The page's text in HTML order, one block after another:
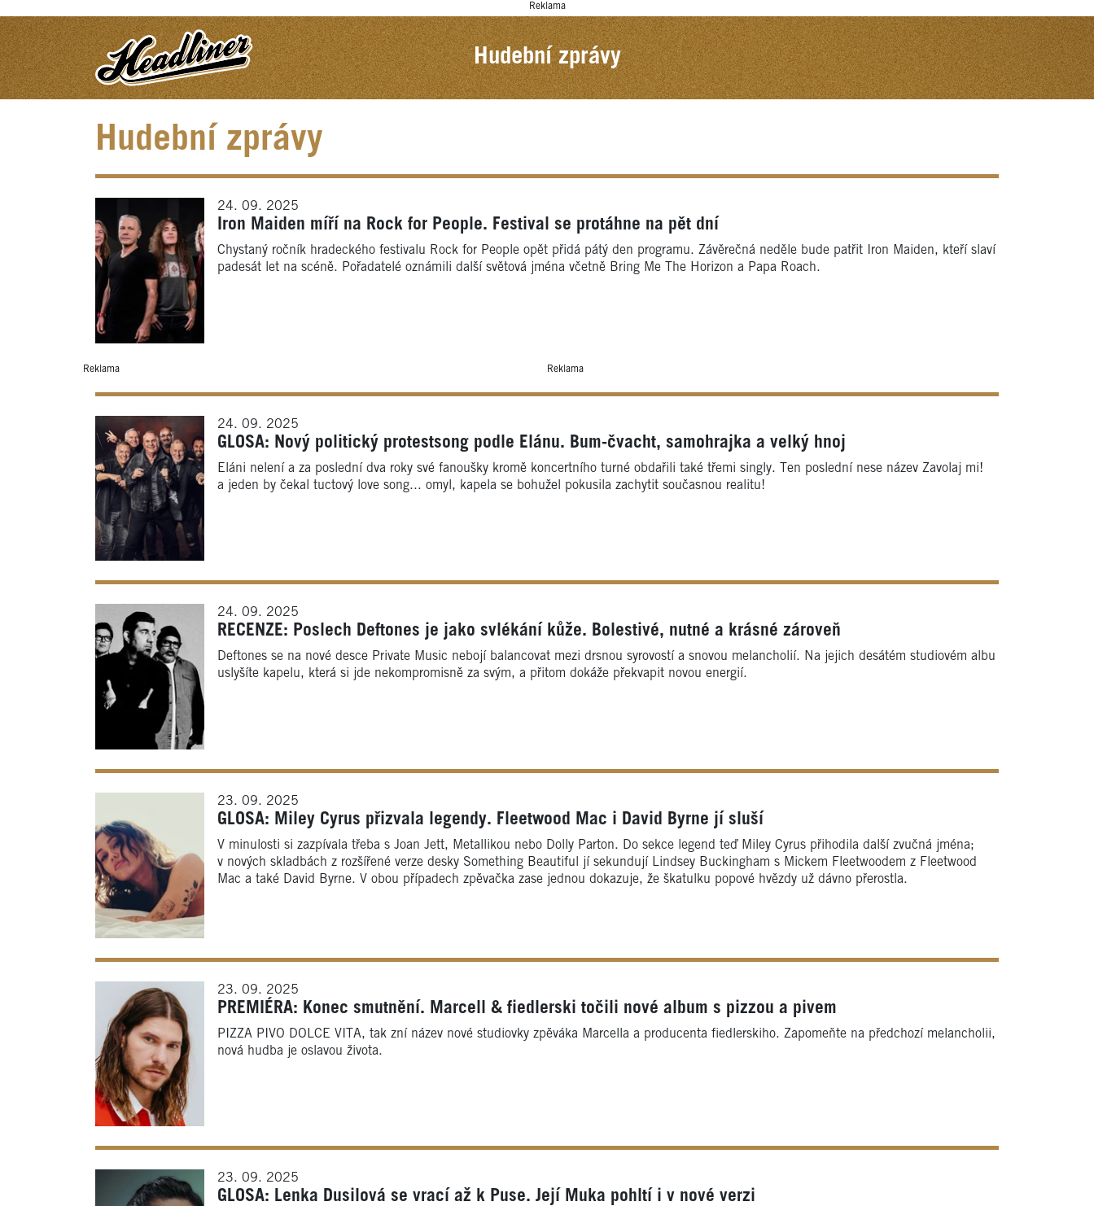
Reklama
Hudební zprávy
Hudební zprávy
24. 09. 2025
Iron Maiden míří na Rock for People. Festival se protáhne na pět dní
Chystaný ročník hradeckého festivalu Rock for People opět přidá pátý den programu. Závěrečná neděle bude patřit Iron Maiden, kteří slaví
padesát let na scéně. Pořadatelé oznámili další světová jména včetně Bring Me The Horizon a Papa Roach.
Reklama Reklama
24. 09. 2025
GLOSA: Nový politický protestsong podle Elánu. Bum-čvacht, samohrajka a velký hnoj
Eláni nelení a za poslední dva roky své fanoušky kromě koncertního turné obdařili také třemi singly. Ten poslední nese název Zavolaj mi!
a jeden by čekal tuctový love song... omyl, kapela se bohužel pokusila zachytit současnou realitu!
24. 09. 2025
RECENZE: Poslech Deftones je jako svlékání kůže. Bolestivé, nutné a krásné zároveň
Deftones se na nové desce Private Music nebojí balancovat mezi drsnou syrovostí a snovou melancholií. Na jejich desátém studiovém albu
uslyšíte kapelu, která si jde nekompromisně za svým, a přitom dokáže překvapit novou energií.
23. 09. 2025
GLOSA: Miley Cyrus přizvala legendy. Fleetwood Mac i David Byrne jí sluší
V minulosti si zazpívala třeba s Joan Jett, Metallikou nebo Dolly Parton. Do sekce legend teď Miley Cyrus přihodila další zvučná jména;
v nových skladbách z rozšířené verze desky Something Beautiful jí sekundují Lindsey Buckingham s Mickem Fleetwoodem z Fleetwood
Mac a také David Byrne. V obou případech zpěvačka zase jednou dokazuje, že škatulku popové hvězdy už dávno přerostla.
23. 09. 2025
PREMIÉRA: Konec smutnění. Marcell & fiedlerski točili nové album s pizzou a pivem
PIZZA PIVO DOLCE VITA, tak zní název nové studiovky zpěváka Marcella a producenta fiedlerskiho. Zapomeňte na předchozí melancholii,
nová hudba je oslavou života.
23. 09. 2025
GLOSA: Lenka Dusilová se vrací až k Puse. Její Muka pohltí i v nové verzi